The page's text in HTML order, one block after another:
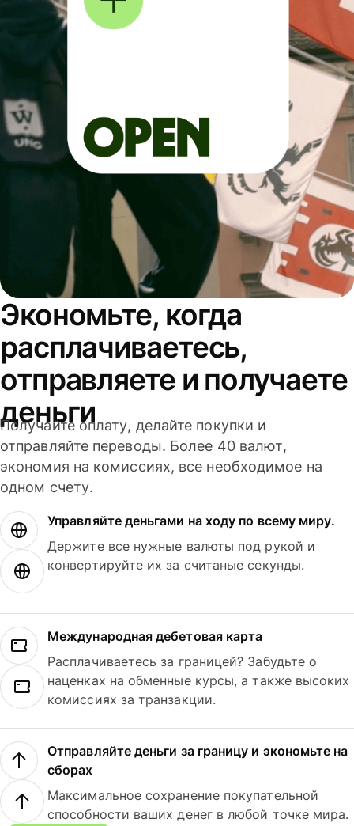
Экономьте, когда
расплачиваетесь,
отправляете и получаете
деньги
Получайте оплату, делайте покупки и
отправляйте переводы. Более 40 валют,
экономия на комиссиях, все необходимое на
одном счету.
Управляйте деньгами на ходу по всему миру.
Держите все нужные валюты под рукой и
конвертируйте их за считаные секунды.
Международная дебетовая карта
Расплачиваетесь за границей? Забудьте о
наценках на обменные курсы, а также высоких
комиссиях за транзакции.
Отправляйте деньги за границу и экономьте на
сборах
Максимальное сохранение покупательной
способности ваших денег в любой точке мира.